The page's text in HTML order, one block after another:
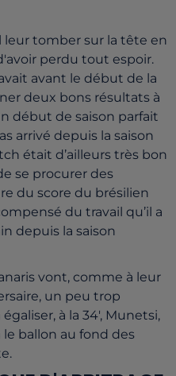
leur tomber sur la tête en
perdu tout espoir.
avant le début de la
deux bons résultats à
début de saison parfait
arrivé depuis la saison
était d’ailleurs très bon
se procurer des
du score du brésilien
du travail qu’il a
depuis la saison
vont, comme à leur
un peu trop
à la 34', Munetsi,
ballon au fond des